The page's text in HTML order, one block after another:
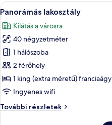
A
következő
szoba
összes
képének
megtekintése:
Panorámás
lakosztály
5
Panorámás lakosztály
Kilátás a városra
40 négyzetméter
1 hálószoba
2 férőhely
1 king (extra méretű) franciaágy
Ingyenes wifi
További részletek
Panorámás